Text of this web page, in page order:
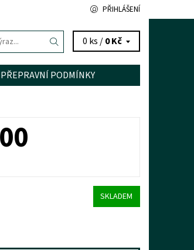
PŘIHLÁŠENÍ
0 ks /0 Kč
PŘEPRAVNÍ PODMÍNKY
SKLADEM